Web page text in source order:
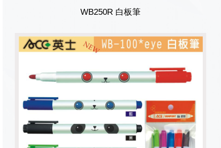
WB250R 白板筆